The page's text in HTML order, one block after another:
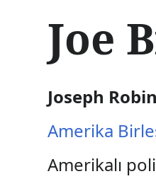
ç
r
i
e
t
a
Joe
Joseph
Amerika
Amerikalı